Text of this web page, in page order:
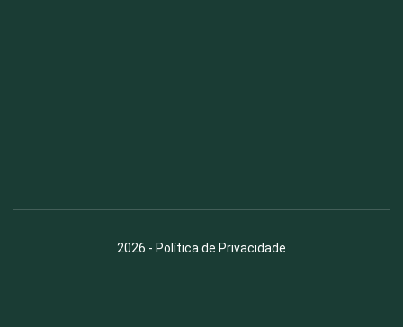
2026 - Política de Privacidade